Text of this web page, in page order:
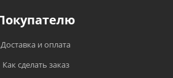
Доставка и оплата
Как сделать заказ